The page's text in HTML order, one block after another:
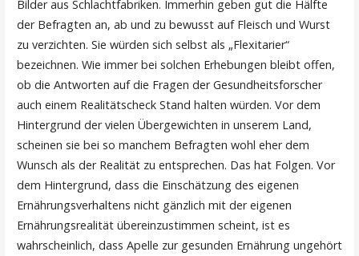
Bilder aus Schlachtfabriken. Immerhin geben gut die Hälfte
der Befragten an, ab und zu bewusst auf Fleisch und Wurst
zu verzichten. Sie würden sich selbst als „Flexitarier“
bezeichnen. Wie immer bei solchen Erhebungen bleibt offen,
ob die Antworten auf die Fragen der Gesundheitsforscher
auch einem Realitätscheck Stand halten würden. Vor dem
Hintergrund der vielen Übergewichten in unserem Land,
scheinen sie bei so manchem Befragten wohl eher dem
Wunsch als der Realität zu entsprechen. Das hat Folgen. Vor
dem Hintergrund, dass die Einschätzung des eigenen
Ernährungsverhaltens nicht gänzlich mit der eigenen
Ernährungsrealität übereinzustimmen scheint, ist es
wahrscheinlich, dass Apelle zur gesunden Ernährung ungehört